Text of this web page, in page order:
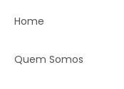
Home
Quem Somos